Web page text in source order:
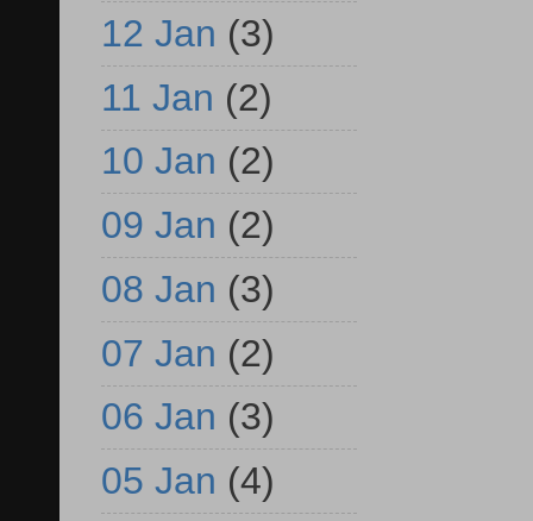
12 Jan (3)
11 Jan (2)
10 Jan (2)
09 Jan (2)
08 Jan (3)
07 Jan (2)
06 Jan (3)
05 Jan (4)